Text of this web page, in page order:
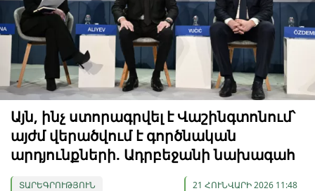
Այն, ինչ ստորագրվել է Վաշինգտոնում՝
այժմ վերածվում է գործնական
արդյունքների. Ադրբեջանի նախագահ
ՏԱՐԵԳՐՈՒԹՅՈՒՆ 21 ՀՈՒՆՎԱՐԻ 2026 11:48